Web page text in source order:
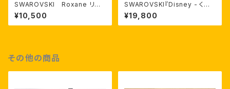
SWAROVSKI Roxane リン
グ
¥10,500
SWAROVSKI『Disney - くま
のプーさん』スワロフスキー商品
番号 905768
¥19,800
その他の商品